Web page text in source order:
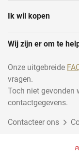
Ik wil kopen
Wij zijn er om te
Onze uitgebreide
vragen.
Toch niet gevonden
contactgegevens.
Contacteer ons